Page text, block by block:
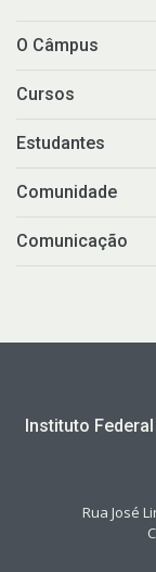
O Câmpus
Cursos
Estudantes
Comunidade
Comunicação
Instituto
Rua José